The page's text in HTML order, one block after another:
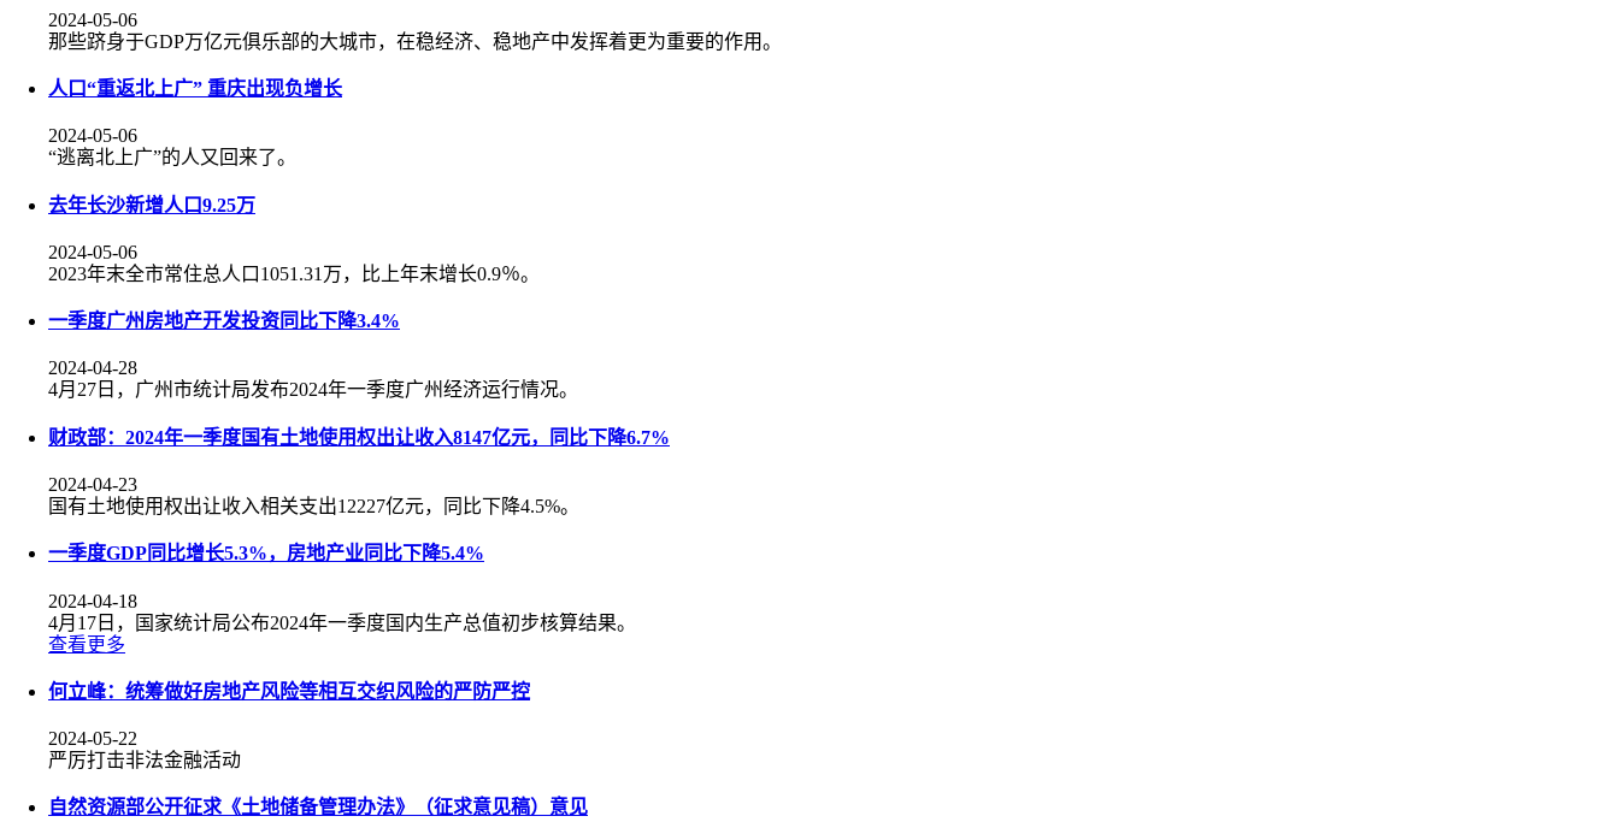
2024-05-06
那些跻身于GDP万亿元俱乐部的大城市，在稳经济、稳地产中发挥着更为重要的作用。
人口“重返北上广” 重庆出现负增长
2024-05-06
“逃离北上广”的人又回来了。
去年长沙新增人口9.25万
2024-05-06
2023年末全市常住总人口1051.31万，比上年末增长0.9％。
一季度广州房地产开发投资同比下降3.4%
2024-04-28
4月27日，广州市统计局发布2024年一季度广州经济运行情况。
财政部：2024年一季度国有土地使用权出让收入8147亿元，同比下降6.7%
2024-04-23
国有土地使用权出让收入相关支出12227亿元，同比下降4.5%。
一季度GDP同比增长5.3%，房地产业同比下降5.4%
2024-04-18
4月17日，国家统计局公布2024年一季度国内生产总值初步核算结果。
查看更多
何立峰：统筹做好房地产风险等相互交织风险的严防严控
2024-05-22
严厉打击非法金融活动
自然资源部公开征求《土地储备管理办法》（征求意见稿）意见